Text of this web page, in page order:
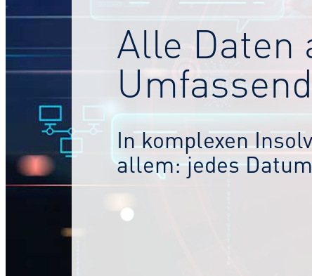
Alle Daten
In komplexen
allem: jedes